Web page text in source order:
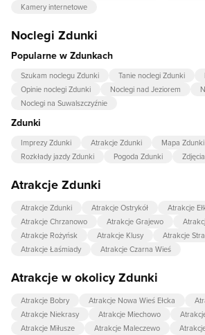
Kamery internetowe
Noclegi Zdunki
Popularne w Zdunkach
Szukam noclegu Zdunki Tanie noclegi Zdunki
Opinie noclegi Zdunki
Noclegi nad Jeziorem
Noclegi na Suwalszczyźnie
Zdunki
Imprezy Zdunki Atrakcje Zdunki
Mapa Zdunki
Rozkłady jazdy Zdunki
Pogoda Zdunki
Atrakcje Zdunki
Atrakcje Zdunki Atrakcje Ostrykół
Atrakcje
Atrakcje Chrzanowo
Atrakcje Grajewo
Atrakcje Rożyńsk
Atrakcje Klusy
Atrakcje
Atrakcje Łaśmiady
Atrakcje Czarna Wieś
Atrakcje w okolicy Zdunki
Atrakcje Bobry Atrakcje Nowa Wieś Ełcka
Atrakcje Niekrasy
Atrakcje Miechowo
Atrakcje Miłusze
Atrakcje Maleczewo